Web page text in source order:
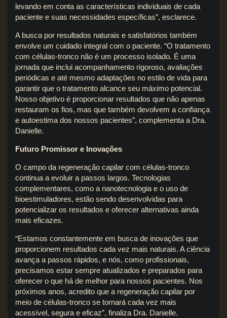
levando em conta as características individuais de cada
paciente e suas necessidades específicas”, esclarece.
A busca por resultados naturais e satisfatórios também
envolve um cuidado integral com o paciente. “O tratamento
com células-tronco não é um processo isolado. É uma
jornada que inclui acompanhamento rigoroso, avaliações
periódicas e até mesmo adaptações no estilo de vida para
garantir que o tratamento alcance seu máximo potencial.
Nosso objetivo é proporcionar resultados que não apenas
restauram os fios, mas que também devolvem a confiança
e autoestima dos nossos pacientes”, complementa a Dra.
Danielle.
Futuro Promissor e Inovações
O campo da regeneração capilar com células-tronco
continua a evoluir a passos largos. Tecnologias
complementares, como a nanotecnologia e o uso de
bioestimuladores, estão sendo desenvolvidas para
potencializar os resultados e oferecer alternativas ainda
mais eficazes.
“Estamos constantemente em busca de inovações que
proporcionem resultados cada vez mais naturais. A ciência
avança a passos rápidos, e nós, como profissionais,
precisamos estar sempre atualizados e preparados para
oferecer o que há de melhor para nossos pacientes. Nos
próximos anos, acredito que a regeneração capilar por
meio de células-tronco se tornará cada vez mais
acessível, segura e eficaz”, finaliza Dra. Danielle.